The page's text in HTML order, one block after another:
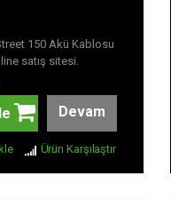
150 Akü Kablosu
satış sitesi.
Devam
Ürün Karşılaştır